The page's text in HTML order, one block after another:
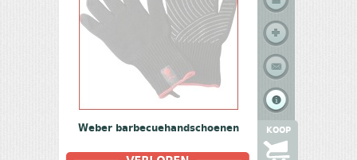
Weber barbecuehandschoenen KOOP